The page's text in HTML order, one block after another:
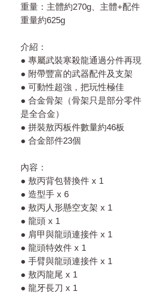
重量：主體約270g、主體+配件
重量約625g
介紹：
● 專屬武裝寒殺龍通過分件再現
● 附帶豐富的武器配件及支架
● 可動性超強，把玩性極佳
● 合金骨架（骨架只是部分零件
是全合金）
● 拼裝敖丙板件數量約46板
● 合金部件23個
內容：
● 敖丙背包替換件 x 1
● 造型手 x 6
● 敖丙人形懸空支架 x 1
● 龍頭 x 1
● 肩甲與龍頭連接件 x 1
● 龍頭特效件 x 1
● 手臂與龍頭連接件 x 1
● 敖丙龍尾 x 1
● 龍牙長刀 x 1